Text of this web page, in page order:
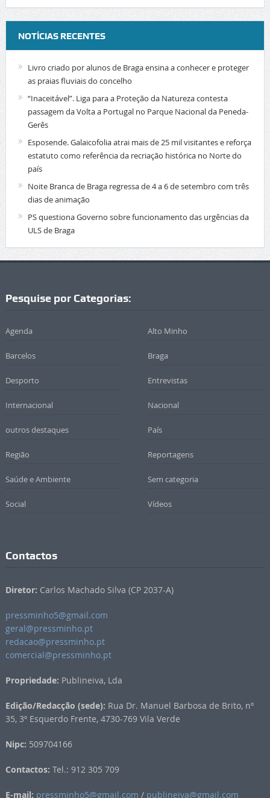
NOTÍCIAS RECENTES
Livro criado por alunos de Braga ensina a conhecer e proteger
as praias fluviais do concelho
“Inaceitável”. Liga para a Proteção da Natureza contesta
passagem da Volta a Portugal no Parque Nacional da Peneda-
Gerês
Esposende. Galaicofolia atrai mais de 25 mil visitantes e reforça
estatuto como referência da recriação histórica no Norte do
país
Noite Branca de Braga regressa de 4 a 6 de setembro com três
dias de animação
PS questiona Governo sobre funcionamento das urgências da
ULS de Braga
Pesquise por Categorias:
Agenda Alto Minho
Barcelos Braga
Desporto Entrevistas
Internacional Nacional
outros destaques País
Região Reportagens
Saúde e Ambiente Sem categoria
Social Vídeos
Contactos
Diretor: Carlos Machado Silva (CP 2037-A)
pressminho5@gmail.com
geral@pressminho.pt
redacao@pressminho.pt
comercial@pressminho.pt
Propriedade: Publineiva, Lda
Edição/Redacção (sede): Rua Dr. Manuel Barbosa de Brito, nº
35, 3º Esquerdo Frente, 4730-769 Vila Verde
Nipc: 509704166
Contactos: Tel.: 912 305 709
E-mail: pressminho5@gmail.com / publineiva@gmail.com